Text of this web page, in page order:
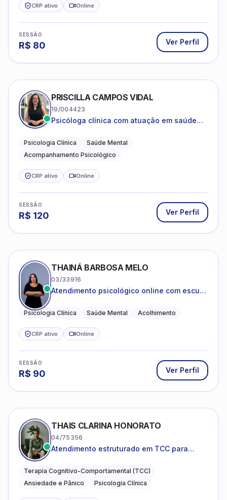
CRP ativo Online
SESSÃO
R$ 80 Ver Perfil
PRISCILLA CAMPOS VIDAL
19/004423
Psicóloga clínica com atuação em saúde
Psicologia Clínica
Saúde Mental
Acompanhamento Psicológico
CRP ativo Online
SESSÃO
R$ 120 Ver Perfil
THAINÁ BARBOSA MELO
03/33916
Atendimento psicológico online com escuta
emocional
Psicologia Clínica Saúde Mental Acolhimento
CRP ativo Online
SESSÃO
R$ 90 Ver Perfil
THAIS CLARINA HONORATO
04/75356
Atendimento estruturado em TCC para
excessiva
Terapia Cognitivo-Comportamental (TCC)
Ansiedade e Pânico
Psicologia Clínica